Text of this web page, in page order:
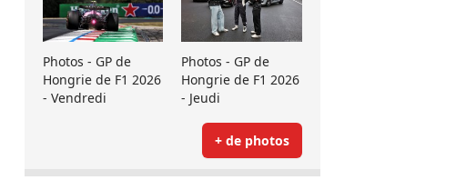
Photos - GP de
Hongrie de F1 2026
- Vendredi
Photos - GP de
Hongrie de F1 2026
- Jeudi
+ de photos